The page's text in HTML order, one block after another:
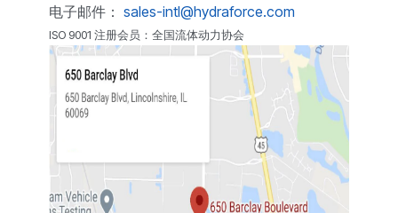
电子邮件： sales-intl@hydraforce.com
ISO 9001 注册会员：全国流体动力协会